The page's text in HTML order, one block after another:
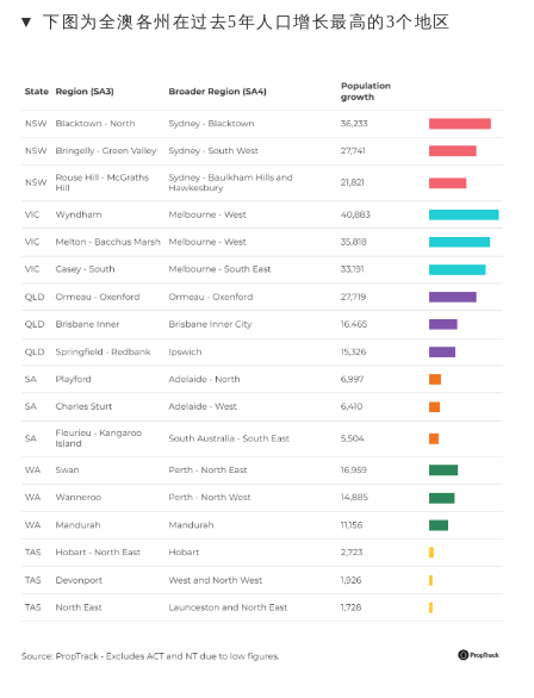
▼ 下图为全澳各州在过去5年人口增长最高的3个地区